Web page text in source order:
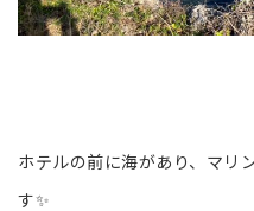
ホテルの前に海があり、マリ
す✨